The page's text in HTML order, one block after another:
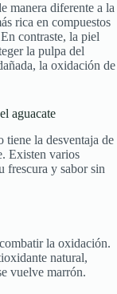
manera diferente a la
rica en compuestos
contraste, la piel
la pulpa del
la oxidación de
aguacate
tiene la desventaja de
Existen varios
frescura y sabor sin
la oxidación.
natural,
vuelve marrón.